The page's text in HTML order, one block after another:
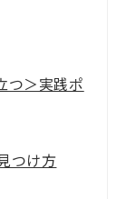
つ＞実践ポ
つけ方